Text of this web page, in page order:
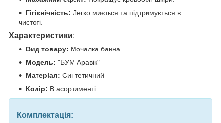
Гігієнічність: Легко миється та підтримується в
чистоті.
Характеристики:
Вид товару: Мочалка банна
Модель: "БУМ Аравік"
Матеріал: Синтетичний
Колір: В асортименті
Комплектація: